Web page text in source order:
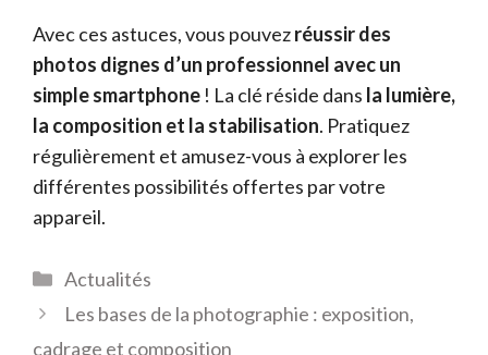
Avec ces astuces, vous pouvezréussir des
photos dignes d’un professionnel avec un
simple smartphone ! La clé réside dans la lumière,
la composition et la stabilisation. Pratiquez
régulièrement et amusez-vous à explorer les
différentes possibilités offertes par votre
appareil.
Catégories
Actualités
Les bases de la photographie : exposition,
cadrage et composition